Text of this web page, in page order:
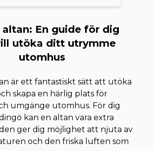
altan: En guide för dig
utöka ditt utrymme
utomhus
är ett fantastiskt sätt att utöka
skapa en härlig plats för
umgänge utomhus. För dig
kan en altan vara extra
ger dig möjlighet att njuta av
och den friska luften som